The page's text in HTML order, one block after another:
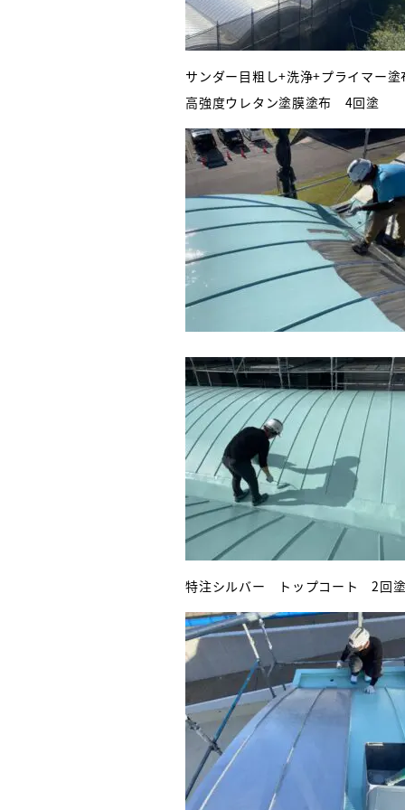
サンダー目粗し+洗浄+プライマー塗
高強度ウレタン塗膜塗布 4回塗
特注シルバー トップコート 2回